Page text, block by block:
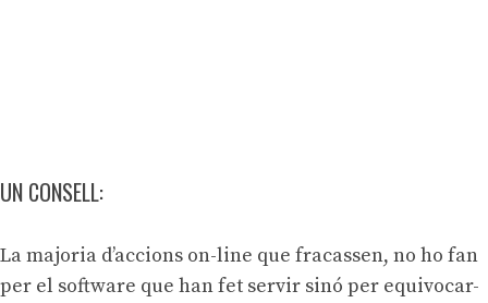
UN CONSELL:
La majoria d’accions on-line que fracassen, no ho fan
per el software que han fet servir sinó per equivocar-